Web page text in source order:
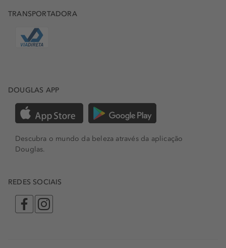
TRANSPORTADORA
DOUGLAS APP
Descubra o mundo da beleza através da aplicação
Douglas.
REDES SOCIAIS